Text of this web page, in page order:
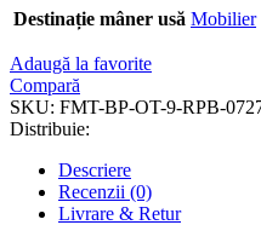
Destinație mâner usă Mobilier
Adaugă la favorite
Compară
SKU: FMT-BP-OT-9-RPB-
Distribuie:
Descriere
Recenzii (0)
Livrare & Retur